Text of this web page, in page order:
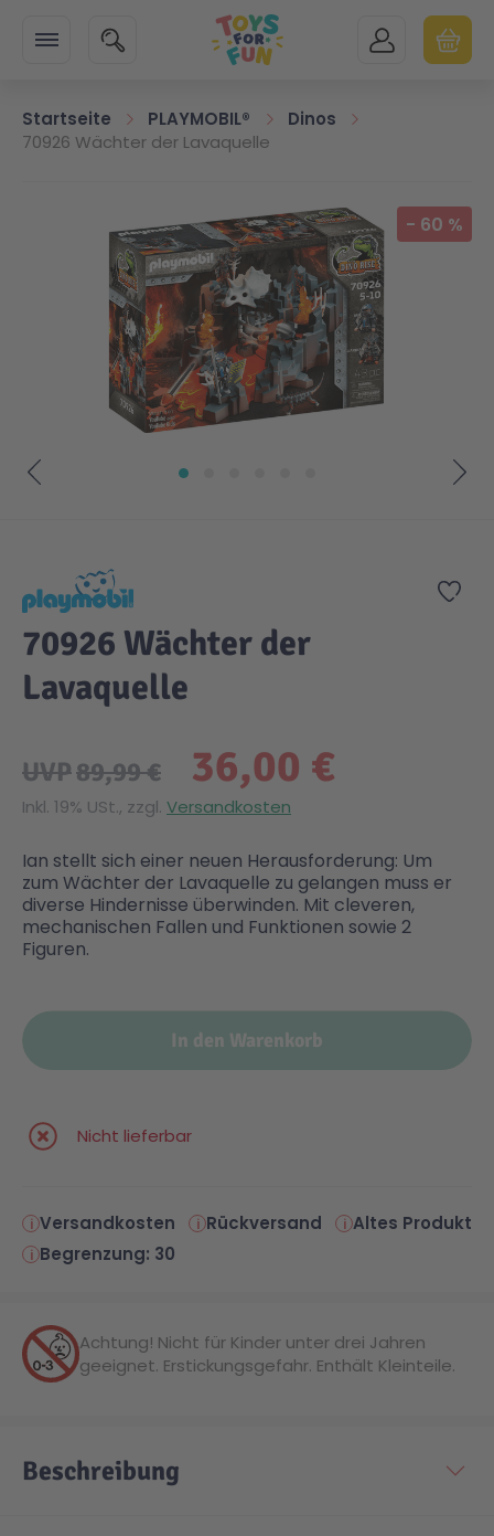
SUCHE MEIN KONTO
Startseite PLAYMOBIL®
Dinos
70926 Wächter der Lavaquelle
Zum Ende der Bildgalerie springen - 60 %
Zur
70926 Wächter der
Lavaquelle
36,00 €
UVP89,99 €
Inkl. 19% USt., zzgl. Versandkosten
Ian stellt sich einer neuen Herausforderung: Um
zum Wächter der Lavaquelle zu gelangen muss er
diverse Hindernisse überwinden. Mit cleveren,
mechanischen Fallen und Funktionen sowie 2
Figuren.
In den Warenkorb
Nicht lieferbar
Versandkosten Rückversand
Altes Produkt
Begrenzung: 30
Achtung! Nicht für Kinder unter drei Jahren
geeignet. Erstickungsgefahr. Enthält Kleinteile.
Beschreibung